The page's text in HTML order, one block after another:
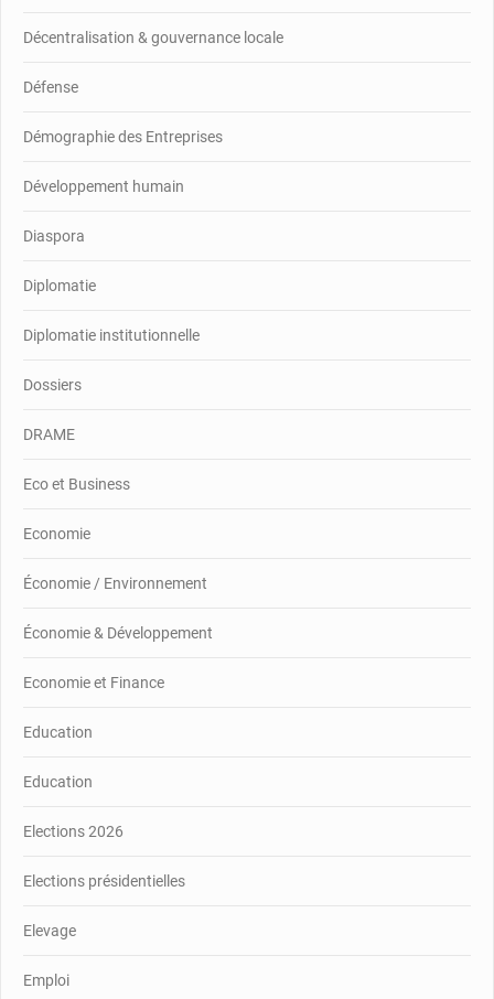
Décentralisation & gouvernance locale
Défense
Démographie des Entreprises
Développement humain
Diaspora
Diplomatie
Diplomatie institutionnelle
Dossiers
DRAME
Eco et Business
Economie
Économie / Environnement
Économie & Développement
Economie et Finance
Education
Education
Elections 2026
Elections présidentielles
Elevage
Emploi